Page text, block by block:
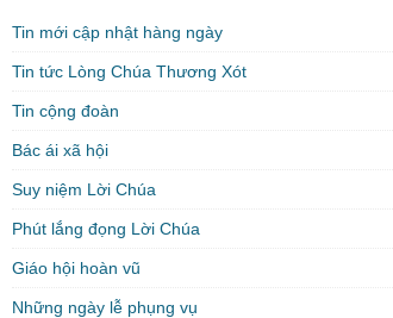
Tin mới cập nhật hàng ngày
Tin tức Lòng Chúa Thương Xót
Tin cộng đoàn
Bác ái xã hội
Suy niệm Lời Chúa
Phút lắng đọng Lời Chúa
Giáo hội hoàn vũ
Những ngày lễ phụng vụ